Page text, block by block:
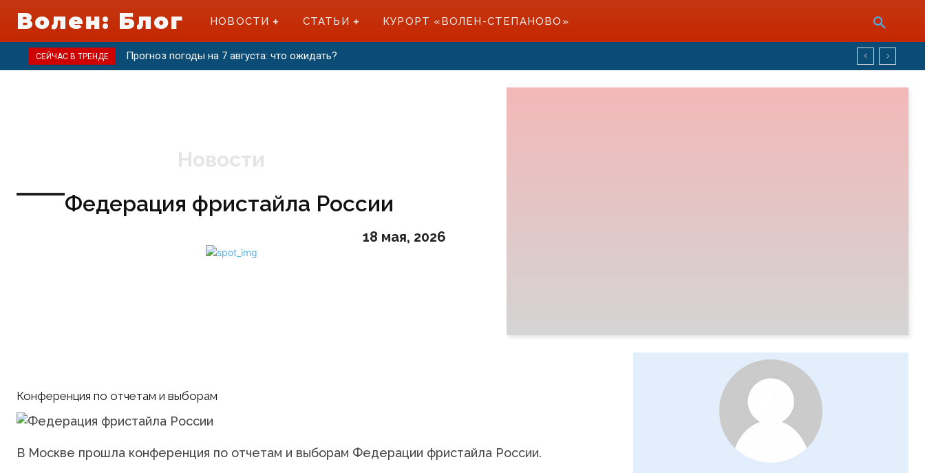
Волен: Блог НОВОСТИ СТАТЬИ КУРОРТ «ВОЛЕН-СТЕПАНОВО»
СЕЙЧАС В ТРЕНДЕ Прогноз погоды на 7 августа: что ожидать?
Новости
Федерация фристайла России
18 мая, 2026
Конференция по отчетам и выборам
В Москве прошла конференция по отчетам и выборам Федерации фристайла России.